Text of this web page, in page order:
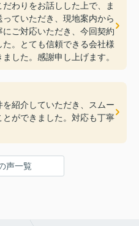
わりをお話しした上で、ま
ていただき、現地案内から
ご対応いただき、今回契約
。とても信頼できる会社様
した。感謝申し上げます。
紹介していただき、スムー
とができました。対応も丁寧
声一覧